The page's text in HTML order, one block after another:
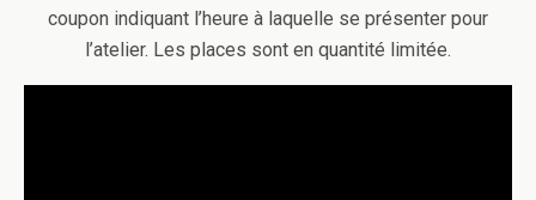
coupon indiquant l’heure à laquelle se présenter pour
l’atelier. Les places sont en quantité limitée.